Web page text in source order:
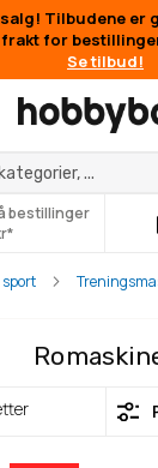
Tilbudene er
for
Se tilbud!
bestillinger
sport